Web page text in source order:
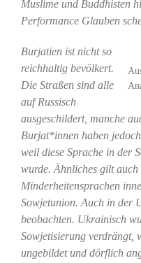
Muslime und Buddhisten
Performance Glauben
Burjatien ist nicht so
reichhaltig bevölkert.
Die Straßen sind alle
auf Russisch
ausgeschildert, manche
Burjat*innen haben
weil diese Sprache in der
wurde. Ähnliches gilt auch
Minderheitensprachen
Sowjetunion. Auch in der
beobachten. Ukrainisch
Sowjetisierung verdrängt,
ungebildet und dörflich